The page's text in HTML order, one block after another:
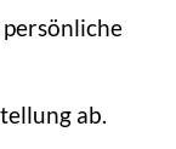
persönliche
ab.